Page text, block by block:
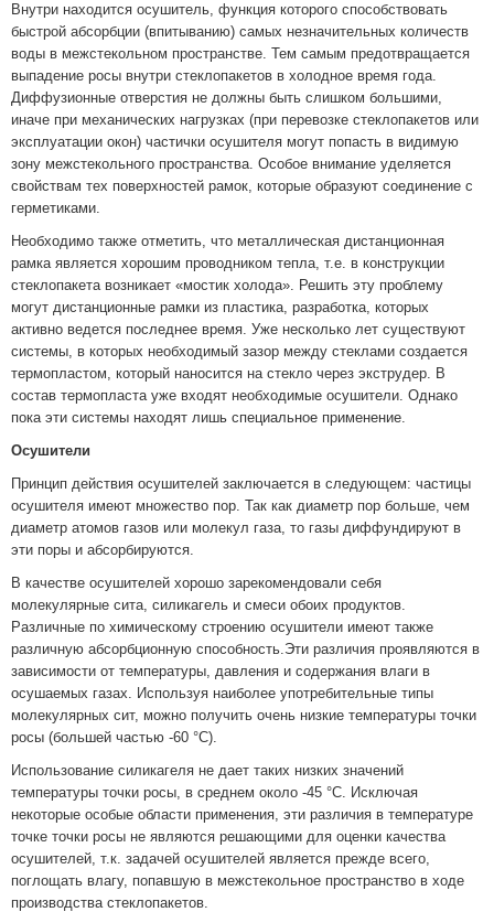
Внутри находится осушитель, функция которого способствовать
быстрой абсорбции (впитыванию) самых незначительных количеств
воды в межстекольном пространстве. Тем самым предотвращается
выпадение росы внутри стеклопакетов в холодное время года.
Диффузионные отверстия не должны быть слишком большими,
иначе при механических нагрузках (при перевозке стеклопакетов или
эксплуатации окон) частички осушителя могут попасть в видимую
зону межстекольного пространства. Особое внимание уделяется
свойствам тех поверхностей рамок, которые образуют соединение с
герметиками.
Необходимо также отметить, что металлическая дистанционная
рамка является хорошим проводником тепла, т.е. в конструкции
стеклопакета возникает «мостик холода». Решить эту проблему
могут дистанционные рамки из пластика, разработка, которых
активно ведется последнее время. Уже несколько лет существуют
системы, в которых необходимый зазор между стеклами создается
термопластом, который наносится на стекло через экструдер. В
состав термопласта уже входят необходимые осушители. Однако
пока эти системы находят лишь специальное применение.
Осушители
Принцип действия осушителей заключается в следующем: частицы
осушителя имеют множество пор. Так как диаметр пор больше, чем
диаметр атомов газов или молекул газа, то газы диффундируют в
эти поры и абсорбируются.
В качестве осушителей хорошо зарекомендовали себя
молекулярные сита, силикагель и смеси обоих продуктов.
Различные по химическому строению осушители имеют также
различную абсорбционную способность.Эти различия проявляются в
зависимости от температуры, давления и содержания влаги в
осушаемых газах. Используя наиболее употребительные типы
молекулярных сит, можно получить очень низкие температуры точки
росы (большей частью -60 °С).
Использование силикагеля не дает таких низких значений
температуры точки росы, в среднем около -45 °С. Исключая
некоторые особые области применения, эти различия в температуре
точке точки росы не являются решающими для оценки качества
осушителей, т.к. задачей осушителей является прежде всего,
поглощать влагу, попавшую в межстекольное пространство в ходе
производства стеклопакетов.